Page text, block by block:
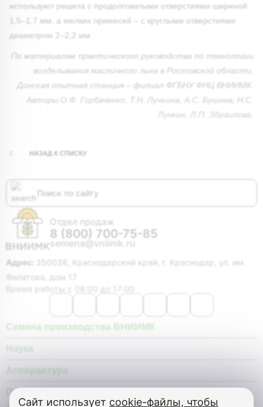
используют решета с продолговатыми отверстиями шириной
1,5–1,7 мм, а мелких примесей – с круглыми отверстиями
диаметром 2–2,2 мм.
По материалам практического руководства по технологии
возделывания масличного льна в Ростовской области,
Донская опытная станция – филиал ФГБНУ ФНЦ ВНИИМК.
Авторы О.Ф. Горбаченко, Т.Н. Лучкина, А.С. Бушнев, Н.С.
Лучкин, Л.П. Збраилова
НАЗАД К СПИСКУ
Отдел продаж
8 (800) 700-75-85
semena@vniimk.ru
Адрес:
350038, Краснодарский край, г. Краснодар, ул. им.
Филатова, дом 17
Время работы с 08:00 до 17:00
Семена производства ВНИИМК
Наука
Аспирантура
Покупателю
Сайт использует cookie-файлы, чтобы